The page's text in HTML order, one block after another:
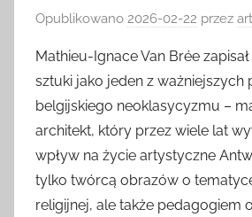
Opublikowano 2026-02-22 przez
Mathieu-Ignace Van Brée
sztuki jako jeden z ważniejszych
belgijskiego neoklasycyzmu –
architekt, który przez wiele lat
wpływ na życie artystyczne
tylko twórcą obrazów o
religijnej, ale także pedagogiem